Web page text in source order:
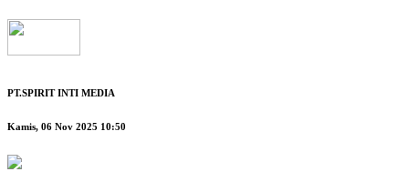
PT.SPIRIT INTI MEDIA
Kamis, 06 Nov 2025 10:50